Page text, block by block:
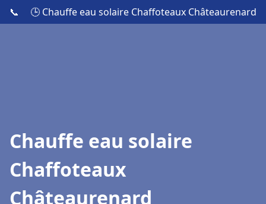
📞 🕒 Chauffe eau solaire Chaffoteaux Châteaurenard
Chauffe eau solaire
Chaffoteaux
Châteaurenard